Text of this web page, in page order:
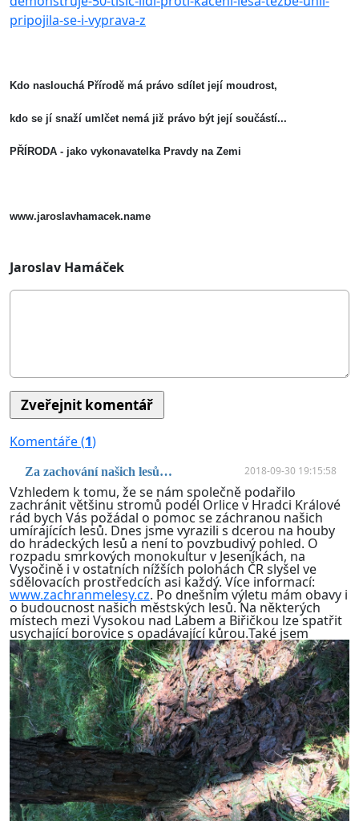
pripojila-se-i-vyprava-z
Kdo naslouchá Přírodě má právo sdílet její moudrost,
kdo se jí snaží umlčet nemá již právo být její součástí...
PŘÍRODA - jako vykonavatelka Pravdy na Zemi
www.jaroslavhamacek.name
Jaroslav Hamáček
Komentáře (1)
Za zachování našich lesů… 2018-09-30 19:15:58
Vzhledem k tomu, že se nám společně podařilo
zachránit většinu stromů podél Orlice v Hradci Králové
rád bych Vás požádal o pomoc se záchranou našich
umírajících lesů. Dnes jsme vyrazili s dcerou na houby
do hradeckých lesů a není to povzbudivý pohled. O
rozpadu smrkových monokultur v Jeseníkách, na
Vysočině i v ostatních nížších polohách ČR slyšel ve
sdělovacích prostředcích asi každý. Více informací:
www.zachranmelesy.cz. Po dnešním výletu mám obavy i
o budoucnost našich městských lesů. Na některých
místech mezi Vysokou nad Labem a Biřičkou lze spatřit
usychající borovice s opadávající kůrou.Také jsem